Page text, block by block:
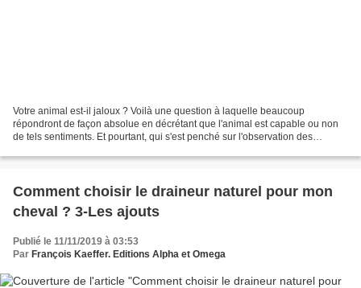
Votre animal est-il jaloux ? Voilà une question à laquelle beaucoup
répondront de façon absolue en décrétant que l'animal est capable ou non
de tels sentiments. Et pourtant, qui s'est penché sur l'observation des
Comment choisir le draineur naturel pour mon
cheval ? 3-Les ajouts
Publié le 11/11/2019 à 03:53
Par François Kaeffer. Editions Alpha et Omega